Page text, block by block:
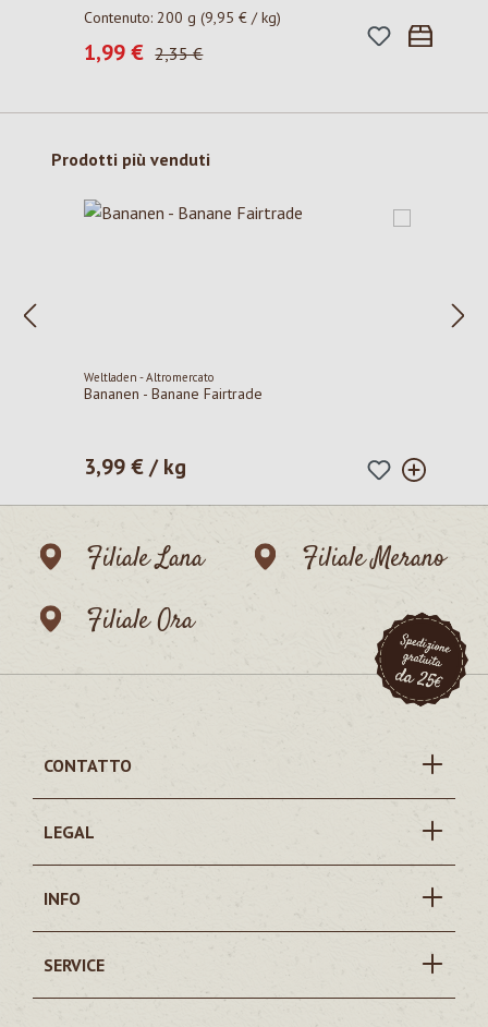
Contenuto:200 g(9,95 € / kg)
Prezzo di vendita:
1,99 € Prezzo normale:
2,35 €
Salta la galleria dei prodotti
Prodotti più venduti
Weltladen - Altromercato
Bananen - Banane Fairtrade
Prezzo normale:
3,99 € / kg
Filiale Lana
Filiale Merano
Filiale Ora
CONTATTO
LEGAL
INFO
SERVICE